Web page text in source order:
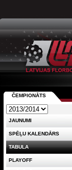
ČEMPIONĀTS
JAUNUMI
SPĒĻU KALENDĀRS
TABULA
PLAYOFF